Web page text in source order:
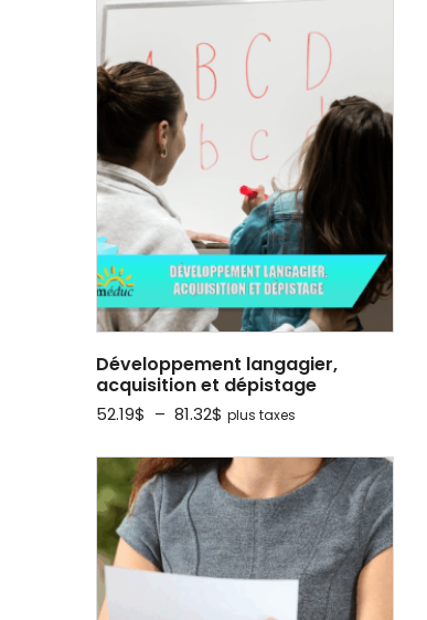
Développement langagier,
acquisition et dépistage
52.19$ – 81.32$ Plage
prix :
52.19$
à
81.32$
plus taxes